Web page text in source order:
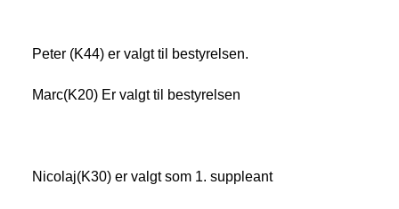
Peter (K44) er valgt til bestyrelsen.
Marc(K20) Er valgt til bestyrelsen
Nicolaj(K30) er valgt som 1. suppleant